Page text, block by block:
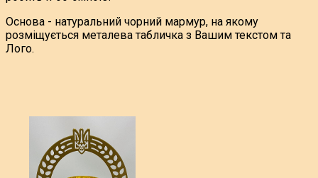
Основа - натуральний чорний мармур, на якому
розміщується металева табличка з Вашим текстом та
Лого.